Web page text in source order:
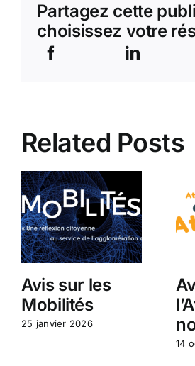
Partagez cette
choisissez votre
Related Posts
Avis sur les
Mobilités
25 janvier 2026
14